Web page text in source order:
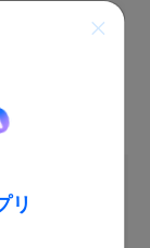
リ
たSDカード
ントで